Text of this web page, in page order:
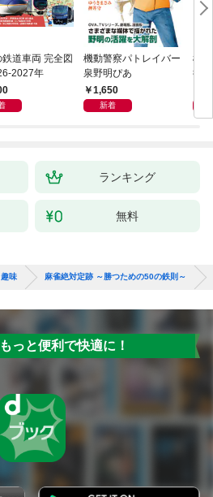
鉄道車両 完全図
2027年
機動警察パトレイバー
泉野明ぴあ
1,650
新着
機
後
ランキング
無料
趣味 麻雀絶対定跡 ～勝つための50の鉄則～
っと便利で快適に！